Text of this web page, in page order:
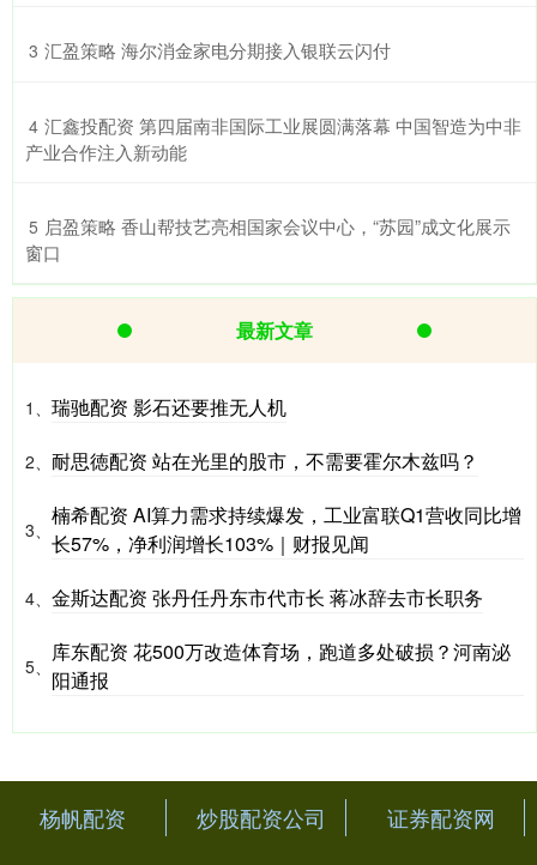
3 ​汇盈策略 海尔消金家电分期接入银联云闪付
4 ​汇鑫投配资 第四届南非国际工业展圆满落幕 中国智造为中非
产业合作注入新动能
5 ​启盈策略 香山帮技艺亮相国家会议中心，“苏园”成文化展示
窗口
最新文章
1、 瑞驰配资 影石还要推无人机
2、 耐思徳配资 站在光里的股市，不需要霍尔木兹吗？
3、
楠希配资 AI算力需求持续爆发，工业富联Q1营收同比增
长57%，净利润增长103%｜财报见闻
4、 金斯达配资 张丹任丹东市代市长 蒋冰辞去市长职务
5、
库东配资 花500万改造体育场，跑道多处破损？河南泌
阳通报
杨帆配资 炒股配资公司 证券配资网